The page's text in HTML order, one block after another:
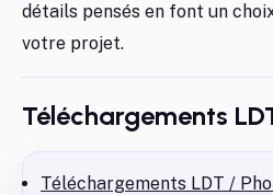
détails pensés en font un
votre projet.
Téléchargements
Téléchargements LDT /